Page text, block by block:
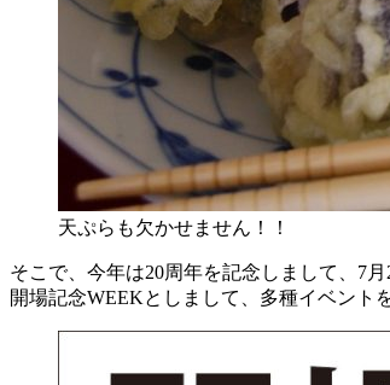
天ぷらも欠かせません！！
そこで、今年は20周年を記念しまして、7
開場記念WEEKとしまして、多種イベント